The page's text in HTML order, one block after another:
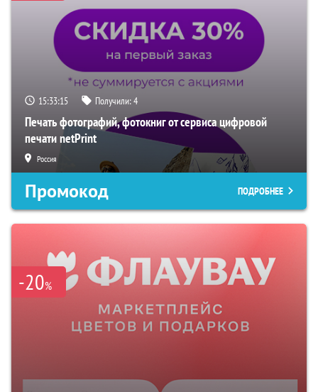
15:33:14 Получили:4
Печать фотографий, фотокниг от сервиса цифровой
печати netPrint
Россия
Промокод ПОДРОБНЕЕ
-20%